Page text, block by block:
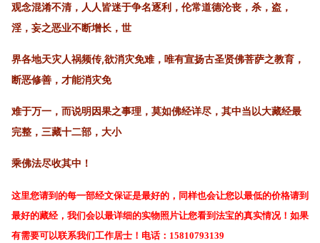
观念混淆不清，人人皆迷于争名逐利，伦常道德沦丧，杀，盗，
淫，妄之恶业不断增长，世
界各地天灾人祸频传,欲消灾免难，唯有宣扬古圣贤佛菩萨之教育，
断恶修善，才能消灾免
难于万一，而说明因果之事理，莫如佛经详尽，其中当以大藏经最
完整，三藏十二部，大小
乘佛法尽收其中！
这里您请到的每一部经文保证是最好的，同样也会让您以最低的价格请到
最好的藏经，我们会以最详细的实物照片让您看到法宝的真实情况！如果
有需要可以联系我们工作居士！电话：15810793139